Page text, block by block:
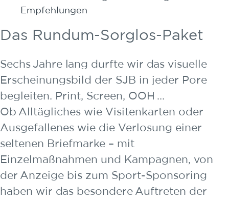
Das Rundum-Sorglos-Paket
Sechs Jahre lang durfte wir das visuelle
Erscheinungsbild der SJB in jeder Pore
begleiten. Print, Screen, OOH …
Ob Alltägliches wie Visitenkarten oder
Ausgefallenes wie die Verlosung einer
seltenen Briefmarke – mit
Einzelmaßnahmen und Kampagnen, von
der Anzeige bis zum Sport-Sponsoring
haben wir das besondere Auftreten der